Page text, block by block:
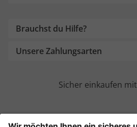
Brauchst du Hilfe?
Unsere Zahlungsarten
Sicher einkaufen mit
Weitere Onlineshops